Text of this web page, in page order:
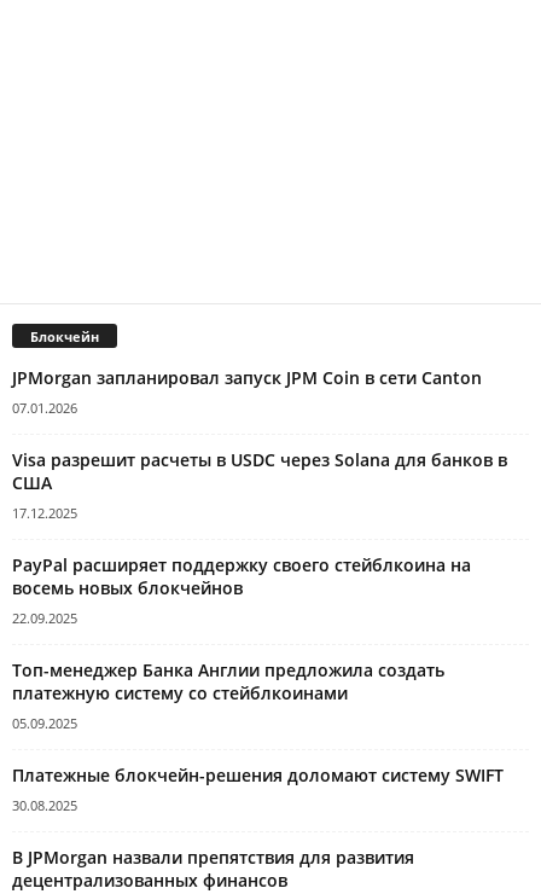
Блокчейн
JPMorgan запланировал запуск JPM Coin в сети Canton
07.01.2026
Visa разрешит расчеты в USDC через Solana для банков в
США
17.12.2025
PayPal расширяет поддержку своего стейблкоина на
восемь новых блокчейнов
22.09.2025
Топ-менеджер Банка Англии предложила создать
платежную систему со стейблкоинами
05.09.2025
Платежные блокчейн-решения доломают систему SWIFT
30.08.2025
В JPMorgan назвали препятствия для развития
децентрализованных финансов